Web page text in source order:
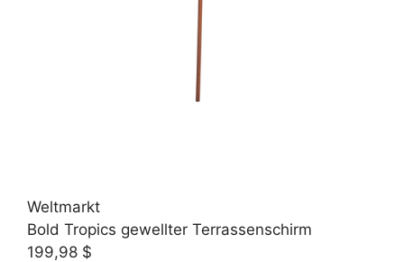
Weltmarkt
Bold Tropics gewellter Terrassenschirm
199,98 $